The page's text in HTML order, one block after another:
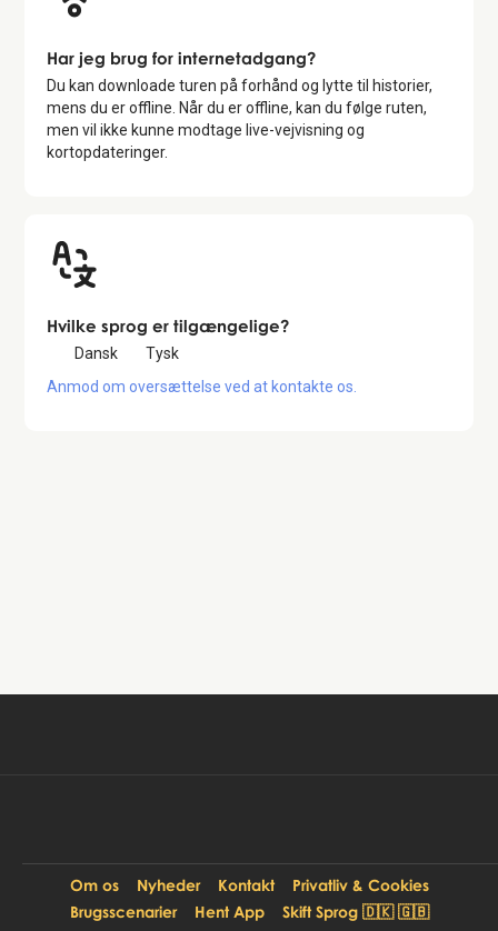
Har jeg brug for internetadgang?
Du kan downloade turen på forhånd og lytte til historier,
mens du er offline. Når du er offline, kan du følge ruten,
men vil ikke kunne modtage live-vejvisning og
kortopdateringer.
Hvilke sprog er tilgængelige?
Dansk
Tysk
Anmod om oversættelse ved at kontakte os.
Om os Nyheder Kontakt
Privatliv & Cookies
Brugsscenarier
Hent App Skift Sprog 🇩🇰 🇬🇧